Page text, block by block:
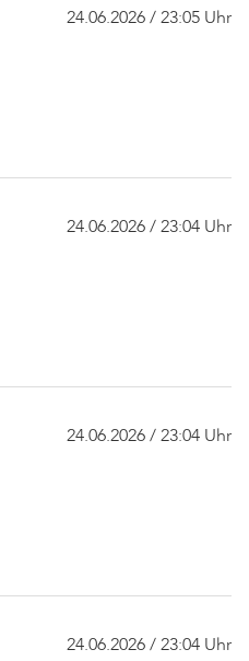
24.06.2026 / 23:05 Uhr
24.06.2026 / 23:04 Uhr
24.06.2026 / 23:04 Uhr
24.06.2026 / 23:04 Uhr